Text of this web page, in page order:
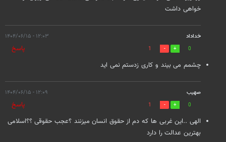
خواهی داشت
خداداد ۱۲:۰۳ - ۱۴۰۴/۰۶/۱۵
0
1
پاسخ
چشمم می بیند و کاری زدستم نمی اید
صهیب ۱۲:۰۹ - ۱۴۰۴/۰۶/۱۵
0
1
پاسخ
الهی ..این غربی ها که دم از حقوق انسان میزنند ؟عجب حقوقی ؟؟اسلامی
بهترین عدالت را دارد